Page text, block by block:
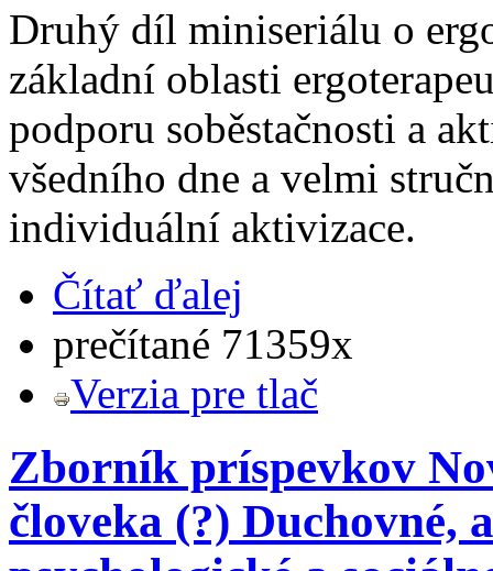
Druhý díl miniseriálu o
základní oblasti
podporu soběstačnosti a
všedního dne a velmi
individuální aktivizace.
Čítať ďalej
prečítané 71359x
Verzia pre tlač
Zborník príspevkov
človeka (?) Duchovné,